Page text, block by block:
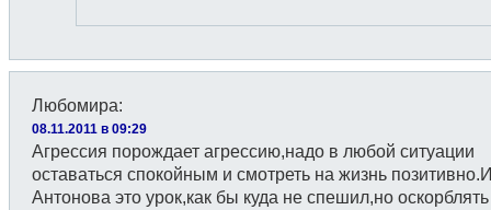
Любомира:
08.11.2011 в 09:29
Агрессия порождает агрессию,надо в любой ситуации
оставаться спокойным и смотреть на жизнь
Антонова это урок,как бы куда не спешил,но оскорблять